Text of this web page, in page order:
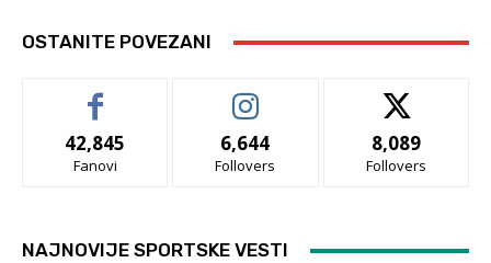
OSTANITE POVEZANI
42,845
Fanovi
6,644
Follovers
8,089
Follovers
NAJNOVIJE SPORTSKE VESTI